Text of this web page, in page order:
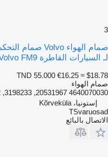
3
لـ السيارات القاطرة Volvo FM9
TND 55.000 €16.25 ≈ $18.78
صمام الهواء
4640070030 20531967, 3198233, 8188642
إستونيا، Kõrveküla
TSvaruosad
الاتصال بالبائع